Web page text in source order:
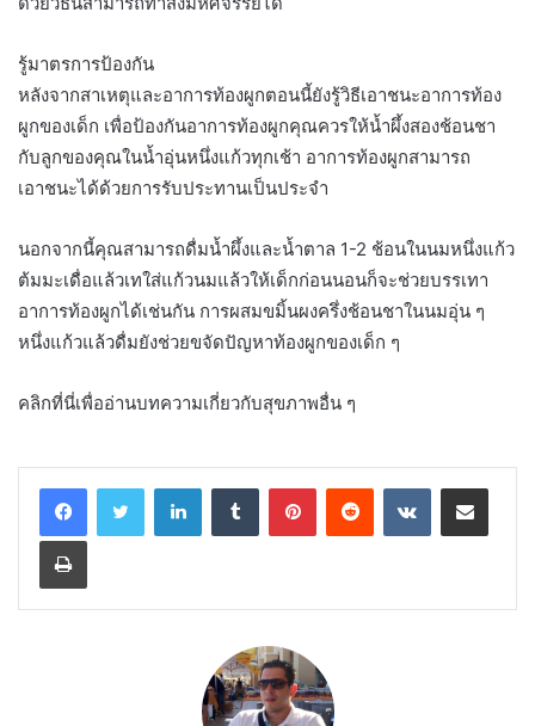
รู้มาตรการป้องกัน
หลังจากสาเหตุและอาการท้องผูกตอนนี้ยังรู้วิธีเอาชนะอาการท้อง
ผูกของเด็ก เพื่อป้องกันอาการท้องผูกคุณควรให้น้ำผึ้งสองช้อนชา
กับลูกของคุณในน้ำอุ่นหนึ่งแก้วทุกเช้า อาการท้องผูกสามารถ
เอาชนะได้ด้วยการรับประทานเป็นประจำ
นอกจากนี้คุณสามารถดื่มน้ำผึ้งและน้ำตาล 1-2 ช้อนในนมหนึ่งแก้ว
ต้มมะเดื่อแล้วเทใส่แก้วนมแล้วให้เด็กก่อนนอนก็จะช่วยบรรเทา
อาการท้องผูกได้เช่นกัน การผสมขมิ้นผงครึ่งช้อนชาในนมอุ่น ๆ
หนึ่งแก้วแล้วดื่มยังช่วยขจัดปัญหาท้องผูกของเด็ก ๆ
คลิกที่นี่เพื่ออ่านบทความเกี่ยวกับสุขภาพอื่น ๆ
LinkedInTumblr PinterestReddit VKontakteShare via Email
Print